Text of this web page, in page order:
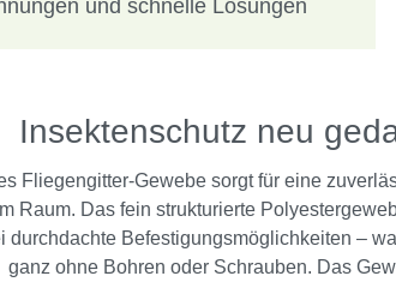
und schnelle Lösungen
Insektenschutz neu
Fliegengitter-Gewebe sorgt für eine
Raum. Das fein strukturierte
durchdachte Befestigungsmöglichkeiten –
ganz ohne Bohren oder Schrauben. Das